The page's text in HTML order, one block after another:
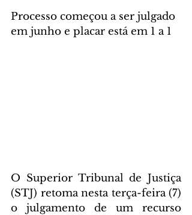
Processo começou a ser julgado
em junho e placar está em 1 a 1
O Superior Tribunal de Justiça
(STJ) retoma nesta terça-feira (7)
o julgamento de um recurso